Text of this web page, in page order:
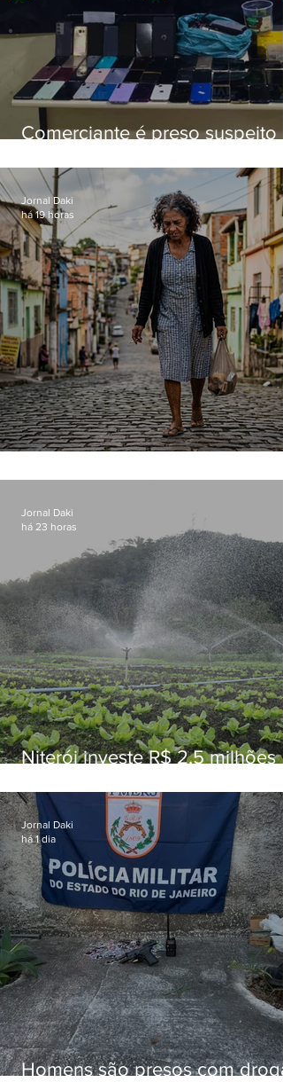
Comerciante é preso suspeito
loja
Jornal Daki
há 19 horas
Niterói investe R$ 2,5 milhões
familiar para merenda escolar
Jornal Daki
há 23 horas
Homens são presos com
Jornal Daki
há 1 dia